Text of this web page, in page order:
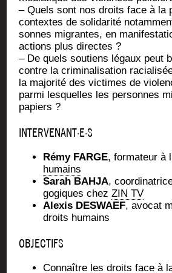
– Quels sont nos droits face à la
contextes de soli­da­ri­té
sonnes migrantes, en
actions plus directes ?
– De quels sou­tiens légaux peut
contre la cri­mi­na­li­sa­tion
la majo­ri­té des vic­times de
par­mi les­quelles les per­sonnes
papiers ?
INTERVENANT·E·S
Rémy FARGE, for­ma­teur à
humains
Sarah BAHJA,
go­giques chezZIN TV
Alexis DESWAEF, avo­cat
droits humains
OBJECTIFS
Connaître les droits face à